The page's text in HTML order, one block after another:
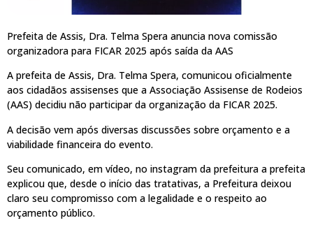
Prefeita de Assis, Dra. Telma Spera anuncia nova comissão
organizadora para FICAR 2025 após saída da AAS
A prefeita de Assis, Dra. Telma Spera, comunicou oficialmente
aos cidadãos assisenses que a Associação Assisense de Rodeios
(AAS) decidiu não participar da organização da FICAR 2025.
A decisão vem após diversas discussões sobre orçamento e a
viabilidade financeira do evento.
Seu comunicado, em vídeo, no instagram da prefeitura a prefeita
explicou que, desde o início das tratativas, a Prefeitura deixou
claro seu compromisso com a legalidade e o respeito ao
orçamento público.